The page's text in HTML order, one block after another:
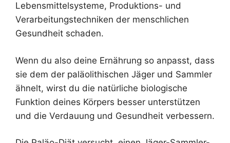
Lebensmittelsysteme, Produktions- und
Verarbeitungstechniken der menschlichen
Gesundheit schaden.
Wenn du also deine Ernährung so anpasst, dass
sie dem der paläolithischen Jäger und Sammler
ähnelt, wirst du die natürliche biologische
Funktion deines Körpers besser unterstützen
und die Verdauung und Gesundheit verbessern.